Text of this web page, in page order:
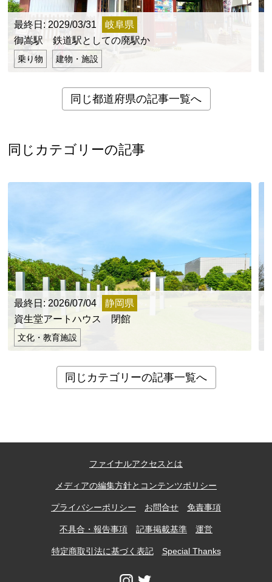
最終日: 2029/03/31
岐阜県
御嵩駅 鉄道駅としての廃駅か
乗り物 建物・施設
同じ都道府県の記事一覧へ
同じカテゴリーの記事
最終日: 2026/07/04
静岡県
資生堂アートハウス 閉館
文化・教育施設
同じカテゴリーの記事一覧へ
ファイナルアクセスとは
メディアの編集方針とコンテンツポリシー
プライバシーポリシー お問合せ 免責事項
不具合・報告事項 記事掲載基準 運営
特定商取引法に基づく表記 Special Thanks